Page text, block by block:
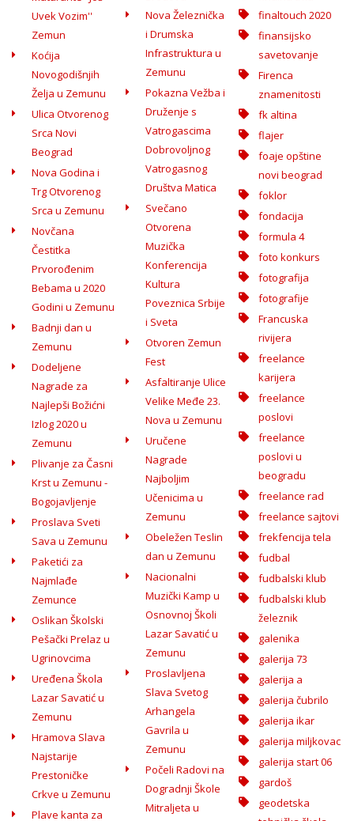
Uvek Vozim''
Zemun
Koćija
Novogodišnjih
Želja u Zemunu
Ulica Otvorenog
Srca Novi
Beograd
Nova Godina i
Trg Otvorenog
Srca u Zemunu
Novčana
Čestitka
Prvorođenim
Bebama u 2020
Godini u Zemunu
Badnji dan u
Zemunu
Dodeljene
Nagrade za
Najlepši Božićni
Izlog 2020 u
Zemunu
Plivanje za Časni
Krst u Zemunu -
Bogojavljenje
Proslava Sveti
Sava u Zemunu
Paketići za
Najmlađe
Zemunce
Oslikan Školski
Pešački Prelaz u
Ugrinovcima
Uređena Škola
Lazar Savatić u
Zemunu
Hramova Slava
Najstarije
Prestoničke
Crkve u Zemunu
Plave kanta za
Nova Železnička
i Drumska
Infrastruktura u
Zemunu
Pokazna Vežba i
Druženje s
Vatrogascima
Dobrovoljnog
Vatrogasnog
Društva Matica
Svečano
Otvorena
Muzička
Konferencija
Kultura
Poveznica Srbije
i Sveta
Otvoren Zemun
Fest
Asfaltiranje Ulice
Velike Međe 23.
Nova u Zemunu
Uručene
Nagrade
Najboljim
Učenicima u
Zemunu
Obeležen Teslin
dan u Zemunu
Nacionalni
Muzički Kamp u
Osnovnoj Školi
Lazar Savatić u
Zemunu
Proslavljena
Slava Svetog
Arhangela
Gavrila u
Zemunu
Počeli Radovi na
Dogradnji Škole
Mitraljeta u
finaltouch 2020
finansijsko
savetovanje
Firenca
znamenitosti
fk altina
flajer
foaje opštine
novi beograd
foklor
fondacija
formula 4
foto konkurs
fotografija
fotografije
Francuska
rivijera
freelance
karijera
freelance
poslovi
freelance
poslovi u
beogradu
freelance rad
freelance sajtovi
frekfencija tela
fudbal
fudbalski klub
fudbalski klub
železnik
galenika
galerija 73
galerija a
galerija čubrilo
galerija ikar
galerija miljkovac
galerija start 06
gardoš
geodetska